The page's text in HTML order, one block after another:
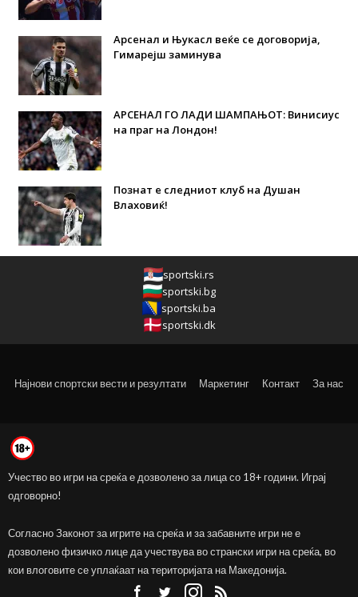
Арсенал и Њукасл веќе се договорија,
Гимарејш заминува
АРСЕНАЛ ГО ЛАДИ ШАМПАЊОТ: Винисиус
на праг на Лондон!
Познат е следниот клуб на Душан
Влаховиќ!
sportski.rs
sportski.bg
sportski.ba
sportski.dk
Најнови спортски вести и резултати Маркетинг Контакт За нас
Учество во игри на среќа е дозволено за лица со 18+ години. Играј
одговорно!
Согласно Законот за игрите на среќа и за забавните игри не е
дозволено физичко лице да учествува во странски игри на среќа, во
кои влоговите се уплаќаат на територијата на Македонија.